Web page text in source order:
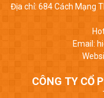
Địa chỉ: 684 Cách Mạng
Email:
CÔNG TY CỔ